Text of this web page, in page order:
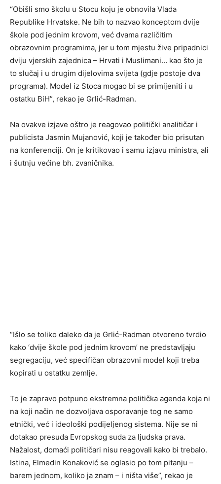
“Obišli smo školu u Stocu koju je obnovila Vlada
Republike Hrvatske. Ne bih to nazvao konceptom dvije
škole pod jednim krovom, već dvama različitim
obrazovnim programima, jer u tom mjestu žive pripadnici
dviju vjerskih zajednica – Hrvati i Muslimani… kao što je
to slučaj i u drugim dijelovima svijeta (gdje postoje dva
programa). Model iz Stoca mogao bi se primijeniti i u
ostatku BiH”, rekao je Grlić-Radman.
Na ovakve izjave oštro je reagovao politički analitičar i
publicista Jasmin Mujanović, koji je također bio prisutan
na konferenciji. On je kritikovao i samu izjavu ministra, ali
i šutnju većine bh. zvaničnika.
“Išlo se toliko daleko da je Grlić-Radman otvoreno tvrdio
kako ‘dvije škole pod jednim krovom’ ne predstavljaju
segregaciju, već specifičan obrazovni model koji treba
kopirati u ostatku zemlje.
To je zapravo potpuno ekstremna politička agenda koja ni
na koji način ne dozvoljava osporavanje tog ne samo
etnički, već i ideološki podijeljenog sistema. Nije se ni
dotakao presuda Evropskog suda za ljudska prava.
Nažalost, domaći političari nisu reagovali kako bi trebalo.
Istina, Elmedin Konaković se oglasio po tom pitanju –
barem jednom, koliko ja znam – i ništa više”, rekao je